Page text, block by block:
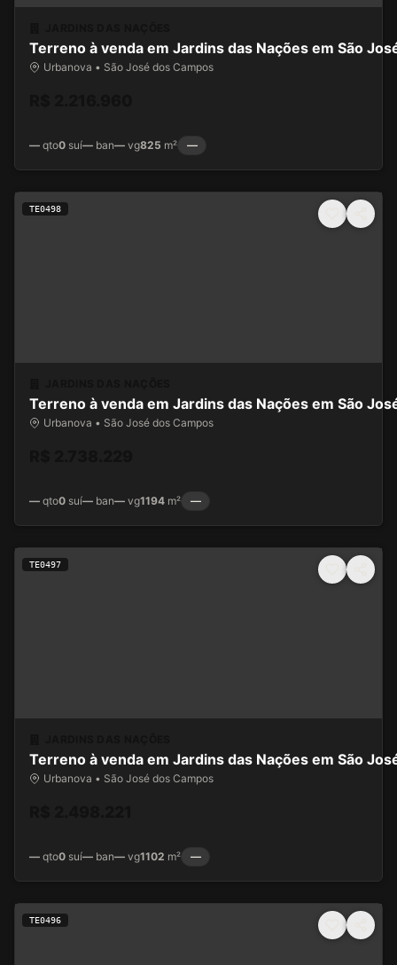
Terreno à venda em Jardins das Nações em São
Urbanova • São José dos Campos
— qto0 suí— ban— vg825 m² —
TE0498
Terreno à venda em Jardins das Nações em São
Urbanova • São José dos Campos
— qto0 suí— ban— vg1194 m² —
TE0497
Terreno à venda em Jardins das Nações em São
Urbanova • São José dos Campos
— qto0 suí— ban— vg1102 m² —
TE0496